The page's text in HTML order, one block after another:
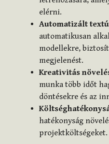
elérni.
Automatizált
automatikusan
modellekre,
megjelenést.
Kreativitás
munka több időt
döntésekre és az
hatékonyság
projektköltségeket.